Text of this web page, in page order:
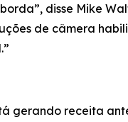
disse Mike
de câmera
gerando receita